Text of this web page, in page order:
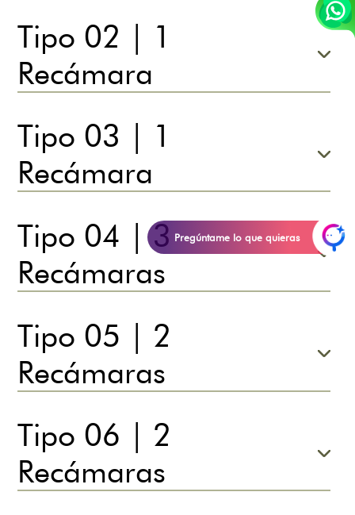
Tipo 02 | 1
Recámara
Tipo 03 | 1
Recámara
Tipo 04 | 3
Recámaras
Tipo 05 | 2
Recámaras
Tipo 06 | 2
Recámaras
Pregúntame lo que quieras